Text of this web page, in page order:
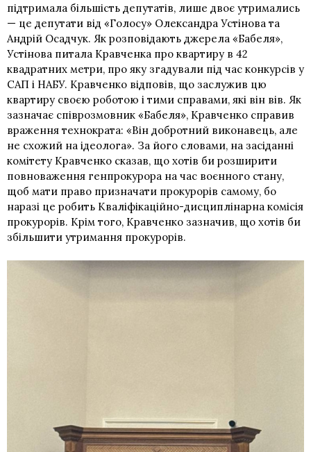
підтримала більшість депутатів, лише двоє утримались
— це депутати від «Голосу» Олександра Устінова та
Андрій Осадчук. Як розповідають джерела «Бабеля»,
Устінова питала Кравченка про квартиру в 42
квадратних метри, про яку згадували під час конкурсів у
САП і НАБУ. Кравченко відповів, що заслужив цю
квартиру своєю роботою і тими справами, які він вів. Як
зазначає співрозмовник «Бабеля», Кравченко справив
враження технократа: «Він добротний виконавець, але
не схожий на ідеолога». За його словами, на засіданні
комітету Кравченко сказав, що хотів би розширити
повноваження генпрокурора на час воєнного стану,
щоб мати право призначати прокурорів самому, бо
наразі це робить Кваліфікаційно-дисциплінарна комісія
прокурорів. Крім того, Кравченко зазначив, що хотів би
збільшити утримання прокурорів.